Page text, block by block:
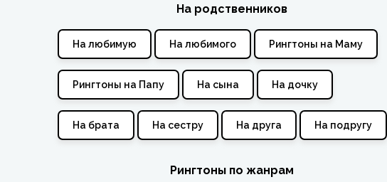
На родственников
На любимую На любимого Рингтоны на Маму
Рингтоны на Папу На сына На дочку
На брата На сестру На друга На подругу
Рингтоны по жанрам